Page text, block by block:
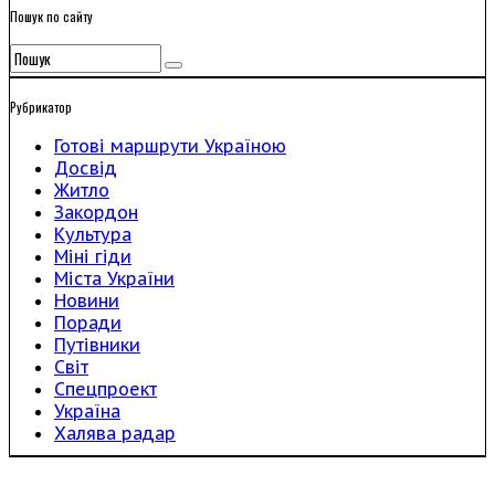
Пошук по сайту
Рубрикатор
Готові маршрути Україною
Досвід
Житло
Закордон
Культура
Міні гіди
Міста України
Новини
Поради
Путівники
Світ
Спецпроект
Україна
Халява радар